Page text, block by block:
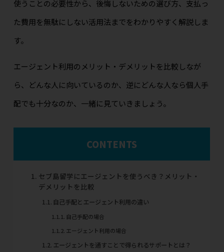
使うことの必要性から、後悔しないための選び方、支払っ
た費用を無駄にしない活用法までをわかりやすく解説しま
す。
エージェント利用のメリット・デメリットを比較しなが
ら、どんな人に向いているのか、逆にどんな人なら個人手
配でも十分なのか、一緒に見ていきましょう。
CONTENTS
セブ島留学にエージェントを使うべき？メリット・
デメリットを比較
自己手配とエージェント利用の違い
自己手配の場合
エージェント利用の場合
エージェントを通すことで得られるサポートとは？